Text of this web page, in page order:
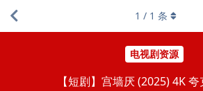
电视剧资源
【短剧】宫墙厌 (2025) 4K
1 / 1 条